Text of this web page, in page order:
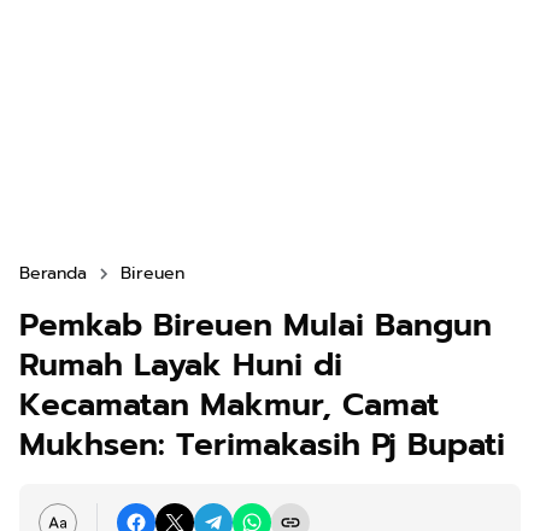
Beranda Bireuen
Pemkab Bireuen Mulai Bangun
Rumah Layak Huni di
Kecamatan Makmur, Camat
Mukhsen: Terimakasih Pj Bupati